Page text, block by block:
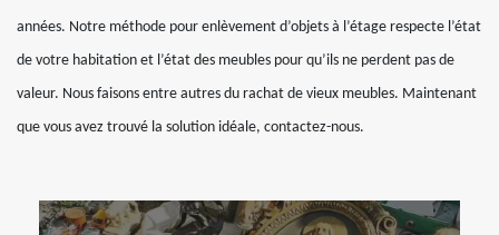
années. Notre méthode pour enlèvement d’objets à l’étage respecte l’état
de votre habitation et l’état des meubles pour qu’ils ne perdent pas de
valeur. Nous faisons entre autres du rachat de vieux meubles. Maintenant
que vous avez trouvé la solution idéale, contactez-nous.